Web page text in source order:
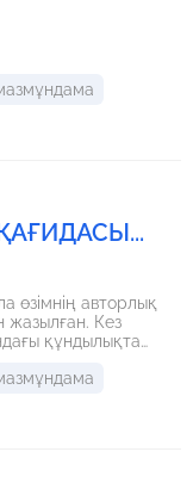
өзімнің авторлық
жазылған. Кез
құндылықтар